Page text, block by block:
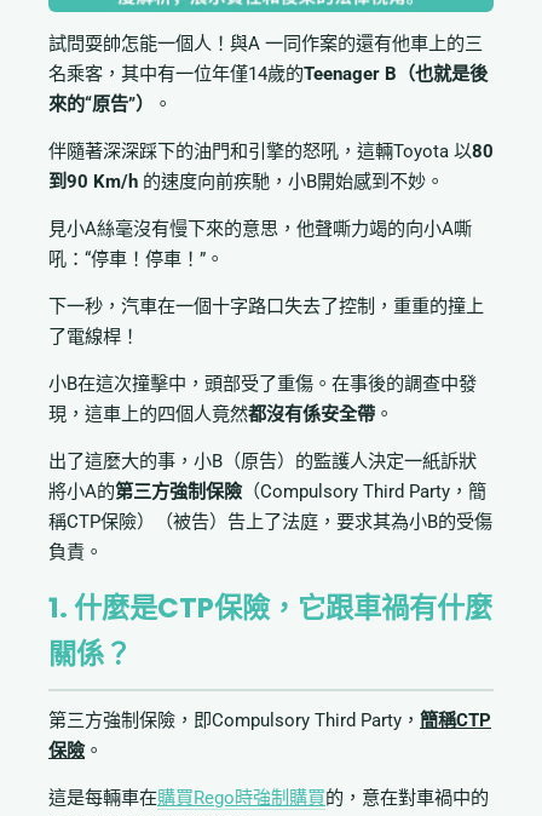
試問耍帥怎能一個人！與A 一同作案的還有他車上的三
名乘客，其中有一位年僅14歲的Teenager B（也就是後
來的“原告”）
。
伴隨著深深踩下的油門和引擎的怒吼，這輛Toyota 以80
到90 Km/h 的速度向前疾馳，小B開始感到不妙。
見小A絲毫沒有慢下來的意思，他聲嘶力竭的向小A嘶
吼：“停車！停車！”。
下一秒，汽車在一個十字路口失去了控制，重重的撞上
了電線桿！
小B在這次撞擊中，頭部受了重傷。在事後的調查中發
現，這車上的四個人竟然都沒有係安全帶 。
出了這麼大的事，小B（原告）的監護人決定一紙訴狀
將小A的第三方強制保險（Compulsory Third Party，簡
稱CTP保險）（被告）告上了法庭，要求其為小B的受傷
負責。
1. 什麼是CTP保險，它跟車禍有什麼
關係？
第三方強制保險，即Compulsory Third Party， 簡稱CTP
保險。
這是每輛車在購買Rego時強制購買的，意在對車禍中的